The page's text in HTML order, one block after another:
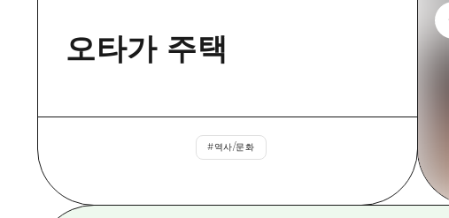
오타가 주택
#역사/문화